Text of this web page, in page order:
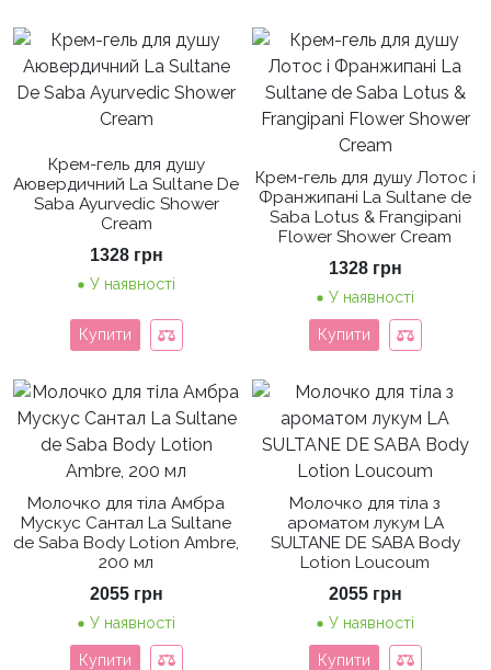
Крем-гель для душу
Аювердичний La Sultane De
Saba Ayurvedic Shower
Cream
1328 грн
У наявності
Купити
Крем-гель для душу Лотос і
Франжипані La Sultane de
Saba Lotus & Frangipani
Flower Shower Cream
1328 грн
У наявності
Купити
Молочко для тіла Амбра
Мускус Сантал La Sultane
de Saba Body Lotion Ambre,
200 мл
2055 грн
У наявності
Купити
Молочко для тіла з
ароматом лукум LA
SULTANE DE SABA Body
Lotion Loucoum
2055 грн
У наявності
Купити